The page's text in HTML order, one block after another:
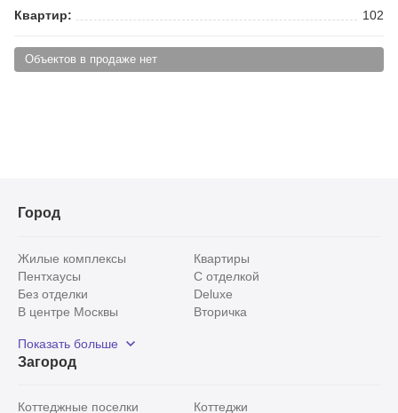
Квартир:
102
Объектов в продаже нет
Город
Жилые комплексы
Квартиры
Пентхаусы
С отделкой
Без отделки
Deluxe
В центре Москвы
Вторичка
Рядом с парком
С панорамными окнами
Показать больше
Загород
Коттеджные поселки Коттеджи